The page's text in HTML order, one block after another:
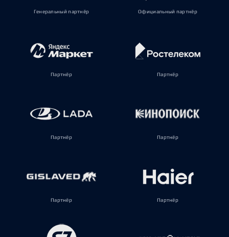
Генеральный партнёр Официальный партнёр
Партнёр Партнёр
Партнёр Партнёр
Партнёр Партнёр